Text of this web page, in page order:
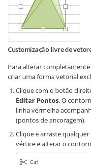
Customização livre de
Para alterar
criar uma forma vetorial
Clique com o botão
Editar Pontos. O
linha vermelha
(pontos de ancoragem).
Clique e arraste
vértice e alterar o